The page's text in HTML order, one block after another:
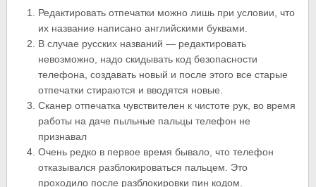
Редактировать отпечатки можно лишь при условии, что
их название написано английскими буквами.
В случае русских названий — редактировать
невозможно, надо скидывать код безопасности
телефона, создавать новый и после этого все старые
отпечатки стираются и вводятся новые.
Сканер отпечатка чувствителен к чистоте рук, во время
работы на даче пыльные пальцы телефон не
признавал
Очень редко в первое время бывало, что телефон
отказывался разблокироваться пальцем. Это
проходило после разблокировки пин кодом.